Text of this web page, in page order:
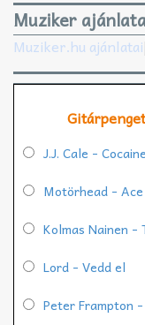
Muziker
Muziker.hu ajánlatai
J.J. Cale - Cocaine
Motörhead -
Kolmas Nainen -
Lord - Vedd el
Peter Frampton